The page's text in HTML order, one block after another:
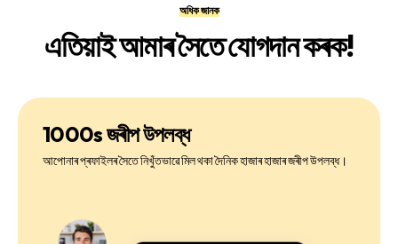
অধিক জানক
এতিয়াই আমাৰ সৈতে যোগদান কৰক!
1000s জৰীপ উপলব্ধ
আপোনাৰ প্ৰফাইলৰ সৈতে নিখুঁতভাৱে মিল থকা দৈনিক হাজাৰ হাজাৰ জৰীপ উপলব্ধ।